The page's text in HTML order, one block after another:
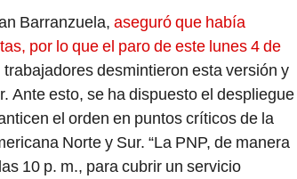
Barranzuela, aseguró que había
por lo que el paro de este lunes 4 de
trabajadores desmintieron esta versión y
Ante esto, se ha dispuesto el despliegue
el orden en puntos críticos de la
Norte y Sur. “La PNP, de manera
10 p. m., para cubrir un servicio